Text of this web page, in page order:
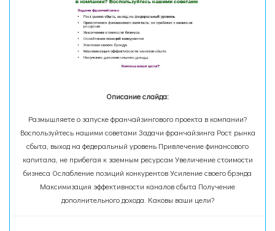
Описание слайда:
Размышляете о запуске франчайзингового проекта в компании?
Воспользуйтесь нашими советами Задачи франчайзинга Рост рынка
сбыта, выход на федеральный уровень Привлечение финансового
капитала, не прибегая к заемным ресурсам Увеличение стоимости
бизнеса Ослабление позиций конкурентов Усиление своего брэнда
Максимизация эффективности каналов сбыта Получение
дополнительного дохода. Каковы ваши цели?